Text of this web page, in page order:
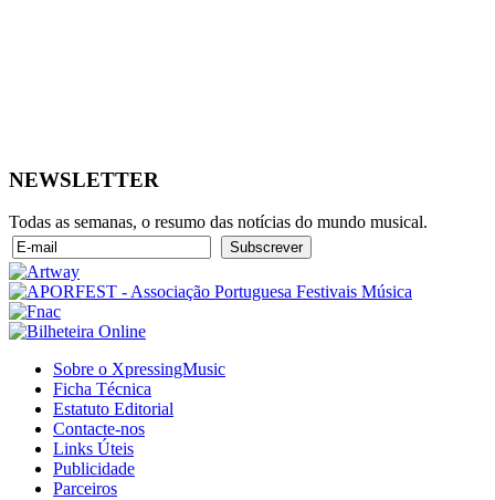
NEWSLETTER
Todas as semanas, o resumo das notícias do mundo musical.
Sobre o XpressingMusic
Ficha Técnica
Estatuto Editorial
Contacte-nos
Links Úteis
Publicidade
Parceiros